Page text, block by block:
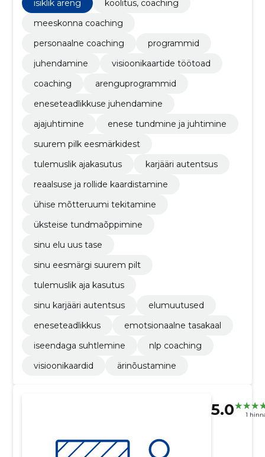
suhtlemine, emotsionaalne tasakaal
isiklik areng
koolitus, coaching
meeskonna coaching
personaalne coaching
programmid
juhendamine
visioonikaartide töötoad
coaching
arenguprogrammid
eneseteadlikkuse juhendamine
ajajuhtimine
enese tundmine ja juhtimine
suurem pilk eesmärkidest
tulemuslik ajakasutus
karjääri autentsus
reaalsuse ja rollide kaardistamine
ühise mõtteruumi tekitamine
üksteise tundmaõppimine
sinu elu uus tase
sinu eesmärgi suurem pilt
tulemuslik aja kasutus
sinu karjääri autentsus
elumuutused
eneseteadlikkus
emotsionaalne tasakaal
iseendaga suhtlemine
nlp coaching
visioonikaardid
ärinõustamine
5.0 1